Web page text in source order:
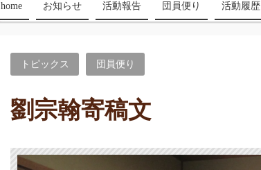
home お知らせ 活動報告 団員便り 活動履歴
トピックス 団員便り
劉宗翰寄稿文